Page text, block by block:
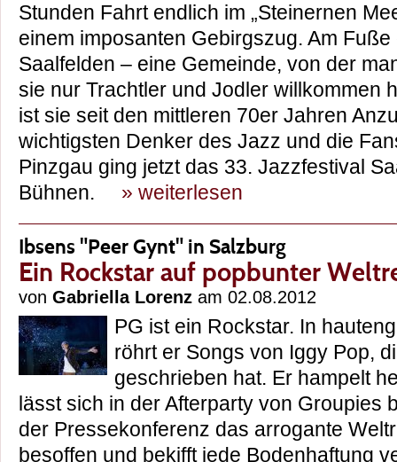
Stunden Fahrt endlich im „Steinernen
einem imposanten Gebirgszug. Am
Saalfelden – eine Gemeinde, von der
sie nur Trachtler und Jodler willkommen
ist sie seit den mittleren 70er Jahren
wichtigsten Denker des Jazz und die
Pinzgau ging jetzt das 33. Jazzfestival
Bühnen. » weiterlesen
Ibsens "Peer Gynt" in Salzburg
Ein Rockstar auf popbunter
von Gabriella Lorenz am 02.08.2012
PG ist ein Rockstar. In
röhrt er Songs von Iggy Pop,
geschrieben hat. Er hampelt
lässt sich in der Afterparty von Groupies
der Pressekonferenz das arrogante
besoffen und bekifft jede